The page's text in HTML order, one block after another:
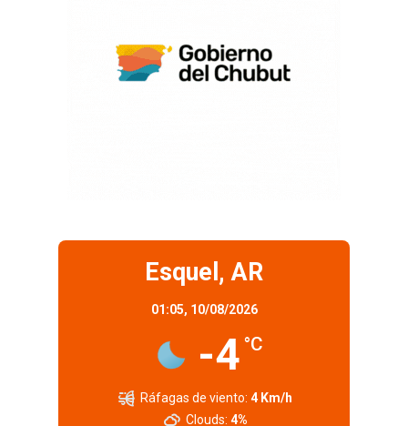
Esquel, AR
01:05, 10/08/2026
-4 °C
Ráfagas de viento: 4 Km/h
Clouds: 4%